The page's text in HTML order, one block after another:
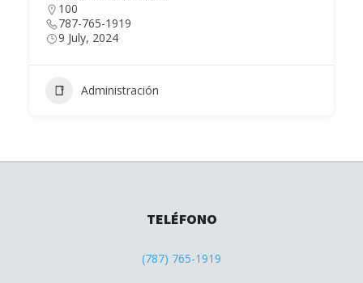
100
787-765-1919
9 July, 2024
Administración
TELÉFONO
(787) 765-1919